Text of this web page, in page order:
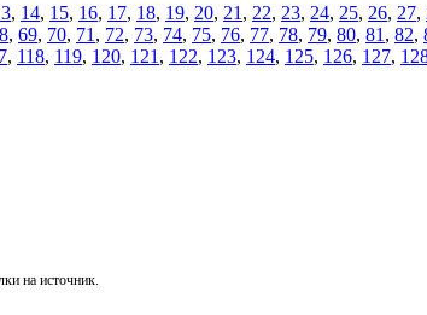
, 14, 15, 16, 17, 18, 19, 20, 21 , 22, 23, 24, 25, 26, 27,
, 69, 70, 71 , 72, 73, 74, 75, 76, 77, 78, 79, 80, 81 , 82,
, 118, 119, 120, 121 , 122, 123, 124, 125, 126, 127,
на источник.